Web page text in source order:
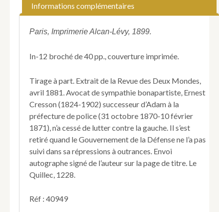
de
en
voyages
Versailles.
Informations complémentaires
Paris, Imprimerie Alcan-Lévy, 1899.
In-12 broché de 40 pp., couverture imprimée.
Tirage à part. Extrait de la Revue des Deux Mondes,
avril 1881. Avocat de sympathie bonapartiste, Ernest
Cresson (1824-1902) successeur d’Adam à la
préfecture de police (31 octobre 1870-10 février
1871), n’a cessé de lutter contre la gauche. Il s’est
retiré quand le Gouvernement de la Défense ne l’a pas
suivi dans sa répressions à outrances. Envoi
autographe signé de l’auteur sur la page de titre. Le
Quillec, 1228.
Réf : 40949